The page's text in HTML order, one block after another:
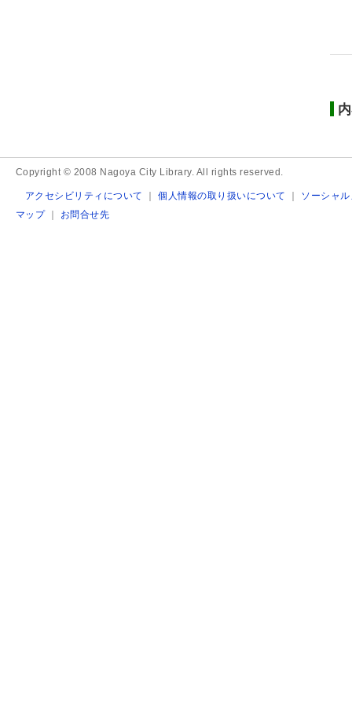
Copyright © 2008 Nagoya City Library. All rights reserved.
アクセシビリティについて ｜個人情報の取り扱いについて ｜ ソーシャ
マップ｜ お問合せ先